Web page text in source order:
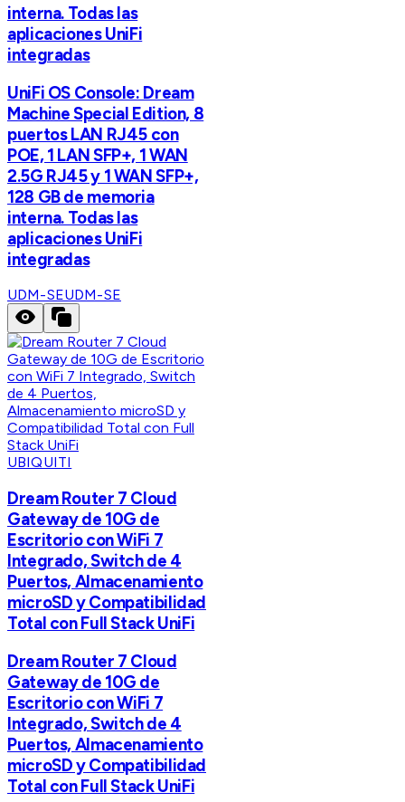
interna. Todas las
aplicaciones UniFi
integradas
UniFi OS Console: Dream
Machine Special Edition, 8
puertos LAN RJ45 con
POE, 1 LAN SFP+, 1 WAN
2.5G RJ45 y 1 WAN SFP+,
128 GB de memoria
interna. Todas las
aplicaciones UniFi
integradas
UDM-SEUDM-SE
UBIQUITI
Dream Router 7 Cloud
Gateway de 10G de
Escritorio con WiFi 7
Integrado, Switch de 4
Puertos, Almacenamiento
microSD y Compatibilidad
Total con Full Stack UniFi
Dream Router 7 Cloud
Gateway de 10G de
Escritorio con WiFi 7
Integrado, Switch de 4
Puertos, Almacenamiento
microSD y Compatibilidad
Total con Full Stack UniFi